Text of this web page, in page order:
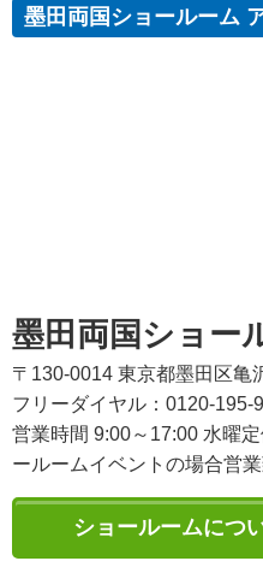
墨田両国ショールーム
墨田両国ショー
〒130-0014 東京都墨田区亀
フリーダイヤル：0120-195-
営業時間 9:00～17:00 水曜
ールームイベントの場合営業
ショールームにつ